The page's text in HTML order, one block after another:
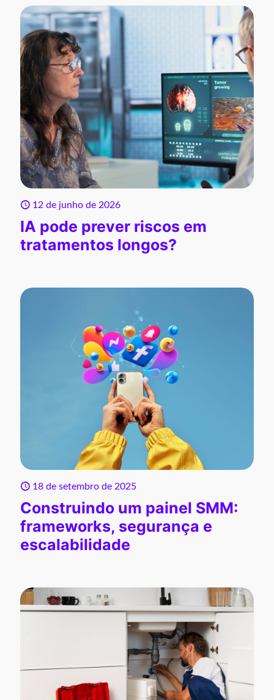
12 de junho de 2026
IA pode prever riscos em
tratamentos longos?
18 de setembro de 2025
Construindo um painel SMM:
frameworks, segurança e
escalabilidade